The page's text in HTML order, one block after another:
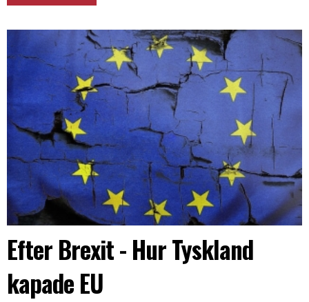
Efter Brexit - Hur Tyskland
kapade EU